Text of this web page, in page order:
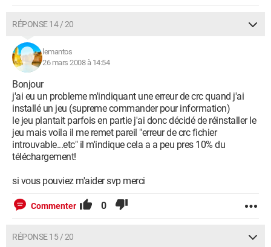
RÉPONSE 14 / 20
lemantos
26 mars 2008 à 14:54
Bonjour
j'ai eu un probleme m'indiquant une erreur de crc quand j'ai
installé un jeu (supreme commander pour information)
le jeu plantait parfois en partie j'ai donc décidé de réinstaller le
jeu mais voila il me remet pareil "erreur de crc fichier
introuvable...etc" il m'indique cela a a peu pres 10% du
téléchargement!
si vous pouviez m'aider svp merci
Commenter 0
RÉPONSE 15 / 20